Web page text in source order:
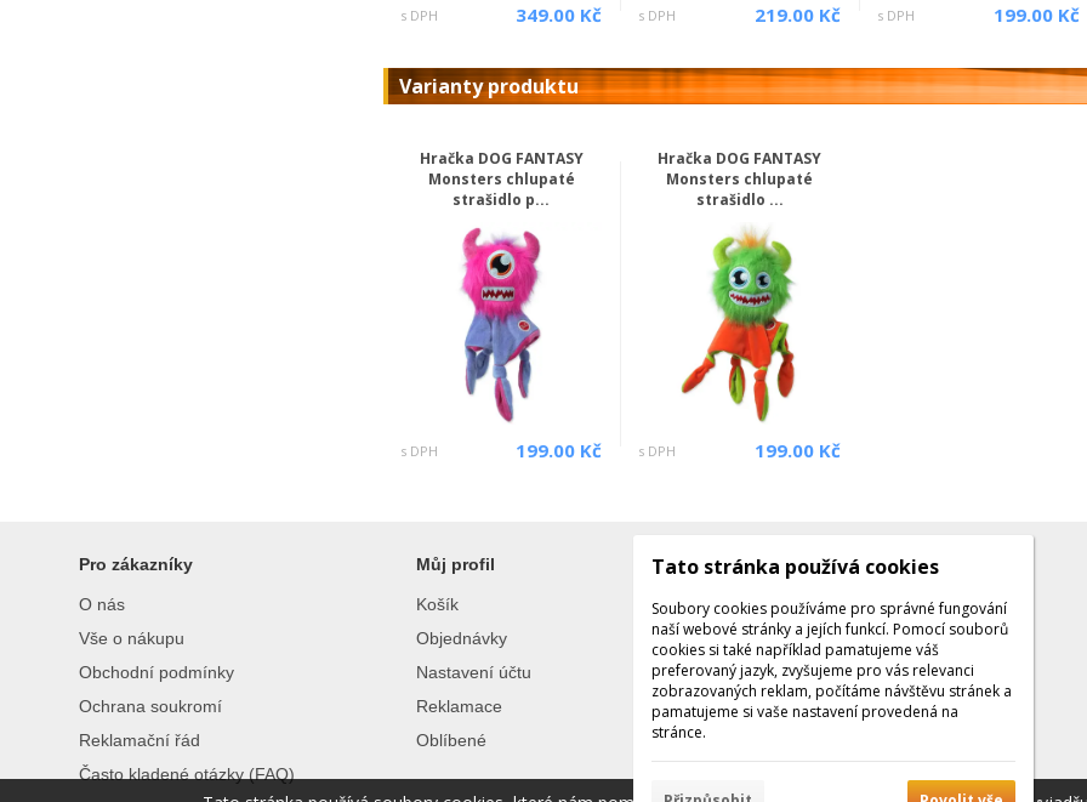
s DPH 349.00 Kč s DPH 219.00 Kč s DPH 199.00 Kč
Varianty produktu
Hračka DOG FANTASY
Monsters chlupaté
strašidlo p...
s DPH 199.00 Kč
Hračka DOG FANTASY
Monsters chlupaté
strašidlo ...
s DPH 199.00 Kč
Pro zákazníky
O nás
Vše o nákupu
Obchodní podmínky
Ochrana soukromí
Reklamační řád
Často kladené otázky (FAQ)
Můj profil
Košík
Objednávky
Nastavení účtu
Reklamace
Oblíbené
Kontakty
Kontaktujte nás
Tel.: +420 608 141 224
Po - Pá: 9:00 - 16:00
Facebook
Tato stránka používá cookies
Soubory cookies používáme pro správné fungování
naší webové stránky a jejích funkcí. Pomocí souborů
cookies si také například pamatujeme váš
preferovaný jazyk, zvyšujeme pro vás relevanci
zobrazovaných reklam, počítáme návštěvu stránek a
pamatujeme si vaše nastavení provedená na
stránce.